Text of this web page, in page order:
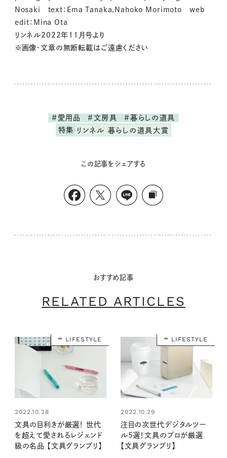
Nosaki text：Ema Tanaka,Nahoko Morimoto web
edit：Mina Ota
リンネル2022年11月号より
※画像・文章の無断転載はご遠慮ください
#愛用品 #文房具
#暮らしの道具
特集
リンネル 暮らしの道具大賞
この記事をシェアする
おすすめ記事
RELATED ARTICLES
LIFESTYLE
2022.10.28
文具の目利きが厳選！ 世代
を超えて愛されるレジェンド
級の名品 【文具グランプリ】
LIFESTYLE
2022.10.29
注目の次世代デジタルツー
ル5選！文具のプロが厳選
【文具グランプリ】